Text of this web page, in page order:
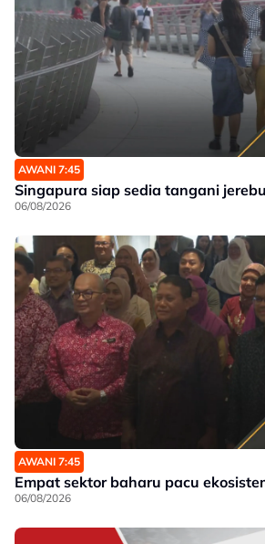
AWANI 7:45
Singapura siap sedia tangani
06/08/2026
AWANI 7:45
Empat sektor baharu pacu
06/08/2026